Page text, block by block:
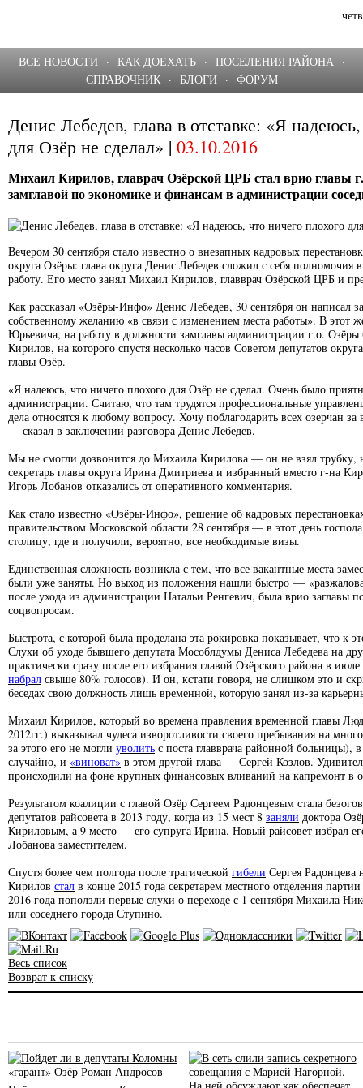
ВСЕ НОВОСТИ · КАК ДОЕХАТЬ · ПОСЕЛЕНИЯ РАЙОНА
·
СПРАВОЧНИК
· БЛОГИ · ФОРУМ
Денис Лебедев, глава в отставке: «Я
для Озёр не сделал» | 03.10.2016
Михаил Кирилов, главрач Озёрской ЦРБ стал врио главы
замглавой по экономике и финансам в администрации
Вечером 30 сентября стало известно о внезапных кадровых
округа Озёры: глава округа Денис Лебедев сложил с себя полномочия
работу. Его место занял Михаил Кирилов, главврач Озёрской ЦРБ и
Как рассказал «Озёры-Инфо» Денис Лебедев, 30 сентября он написал
собственному желанию «в связи с изменением места работы». В этот
Юрьевича, на работу в должности замглавы администрации г.о.
Кирилов, на которого спустя несколько часов Советом депутатов
главы Озёр.
«Я надеюсь, что ничего плохого для Озёр не сделал. Очень было
администрации. Считаю, что там трудятся профессиональные
дела относятся к любому вопросу. Хочу поблагодарить всех озерчан
— сказал в заключении разговора Денис Лебедев.
Мы не смогли дозвонится до Михаила Кирилова — он не взял трубку,
секретарь главы округа Ирина Дмитриева и избранный вместо г-на
Игорь Лобанов отказались от оперативного комментария.
Как стало известно «Озёры-Инфо», решение об кадровых
правительством Московской области 28 сентября — в этот день
столицу, где и получили, вероятно, все необходимые визы.
Единственная сложность возникла с тем, что все вакантные места
были уже заняты. Но выход из положения нашли быстро —
после ухода из администрации Натальи Ренгевич, была врио заглавы
соцвопросам.
Быстрота, с которой была проделана эта рокировка показывает, что к
Слухи об уходе бывшего депутата Мособлдумы Дениса Лебедева на
практически сразу после его избрания главой Озёрского района в
набрал свыше 80% голосов). И он, кстати говоря, не слишком это и
беседах свою должность лишь временной, которую занял из-за
Михаил Кирилов, который во времена правления временной главы
2012гг.) выказывал чудеса изворотливости своего пребывания на
за этого его не могли уволить с поста главврача районной больницы),
случайно, и «виноват» в этом другой глава — Сергей Козлов.
происходили на фоне крупных финансовых вливаний на капремонт в
Результатом коалиции с главой Озёр Сергеем Радонцевым стала
депутатов райсовета в 2013 году, когда из 15 мест 8 заняли доктора
Кириловым, а 9 место — его супруга Ирина. Новый райсовет избрал
Лобанова заместителем.
Спустя более чем полгода после трагической гибели Сергея
Кирилов стал в конце 2015 года секретарем местного отделения
2016 года поползли первые слухи о переходе с 1 сентября Михаила
или соседнего города Ступино.
Весь список
Возврат к списку